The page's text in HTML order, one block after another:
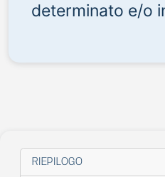
determinato e/o
RIEPILOGO